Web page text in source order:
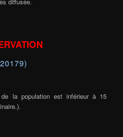
la population est inférieur à 15